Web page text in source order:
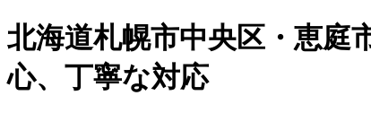
北海道札幌市中央区・恵庭
心、丁寧な対応